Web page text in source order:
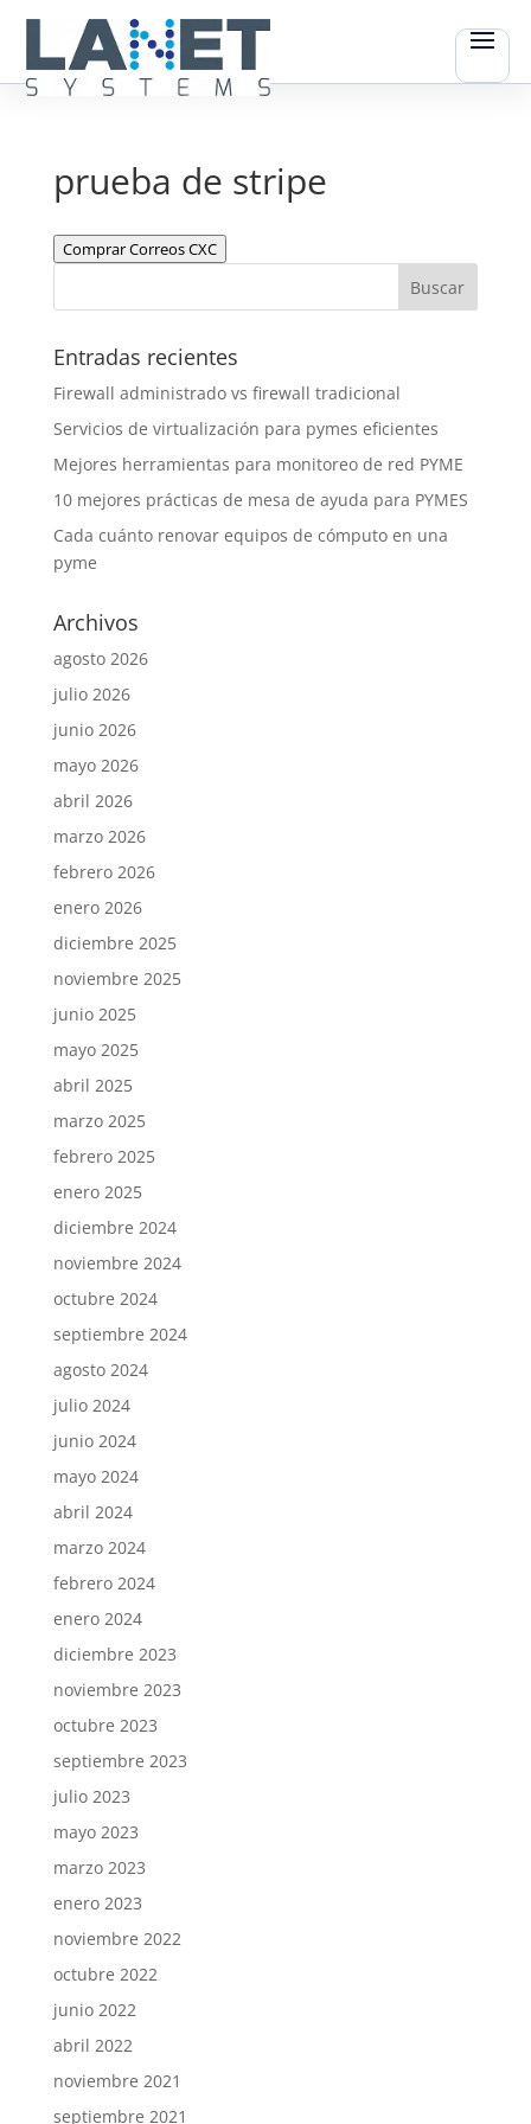
prueba de stripe
Comprar Correos CXC
Entradas recientes
Firewall administrado vs firewall tradicional
Servicios de virtualización para pymes eficientes
Mejores herramientas para monitoreo de red PYME
10 mejores prácticas de mesa de ayuda para PYMES
Cada cuánto renovar equipos de cómputo en una
pyme
Archivos
agosto 2026
julio 2026
junio 2026
mayo 2026
abril 2026
marzo 2026
febrero 2026
enero 2026
diciembre 2025
noviembre 2025
junio 2025
mayo 2025
abril 2025
marzo 2025
febrero 2025
enero 2025
diciembre 2024
noviembre 2024
octubre 2024
septiembre 2024
agosto 2024
julio 2024
junio 2024
mayo 2024
abril 2024
marzo 2024
febrero 2024
enero 2024
diciembre 2023
noviembre 2023
octubre 2023
septiembre 2023
julio 2023
mayo 2023
marzo 2023
enero 2023
noviembre 2022
octubre 2022
junio 2022
abril 2022
noviembre 2021
septiembre 2021